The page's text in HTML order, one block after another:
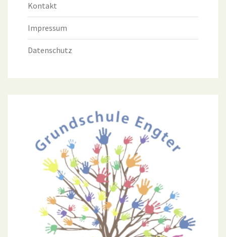
Kontakt
Impressum
Datenschutz